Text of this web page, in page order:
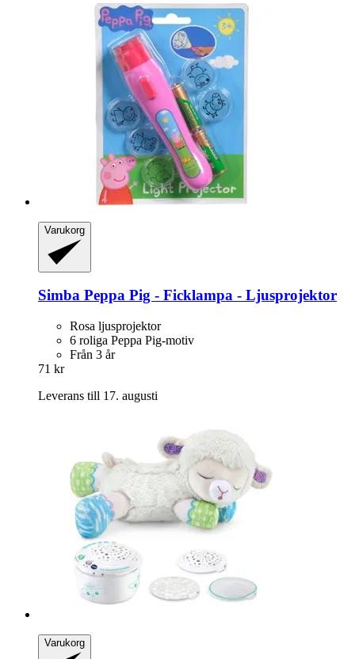
Varukorg
Simba Peppa Pig -​ Ficklampa -​ Ljusprojektor
Rosa ljusprojektor
6 roliga Peppa Pig-motiv
Från 3 år
71 kr
Leverans till 17. augusti
Varukorg